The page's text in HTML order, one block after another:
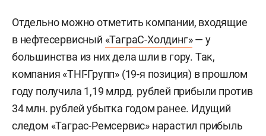
Отдельно можно отметить компании, входящие
в нефтесервисный «ТаграС-Холдинг»— у
большинства из них дела шли в гору. Так,
компания «ТНГ-Групп» (19-я позиция) в прошлом
году получила 1,19 млрд. рублей прибыли против
34 млн. рублей убытка годом ранее. Идущий
следом «Таграс-Ремсервис» нарастил прибыль